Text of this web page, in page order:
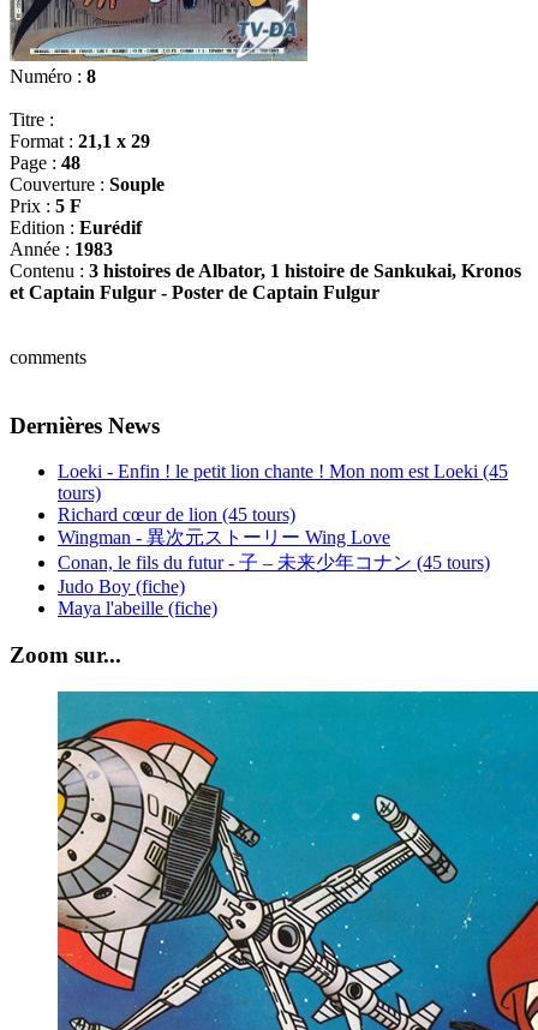
Numéro : 8
Titre :
Format : 21,1 x 29
Page : 48
Couverture : Souple
Prix : 5 F
Edition : Eurédif
Année : 1983
Contenu : 3 histoires de Albator, 1 histoire de Sankukai, Kronos
et Captain Fulgur - Poster de Captain Fulgur
comments
Dernières News
Loeki - Enfin ! le petit lion chante ! Mon nom est Loeki (45
tours)
Richard cœur de lion (45 tours)
Wingman - 異次元ストーリー Wing Love
Conan, le fils du futur - 子 – 未来少年コナン (45 tours)
Judo Boy (fiche)
Maya l'abeille (fiche)
Zoom sur...